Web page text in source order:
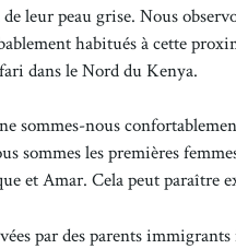
leur peau grise. Nous
habitués à cette
dans le Nord du Kenya.
sommes-nous
sommes les premières
et Amar. Cela peut paraître
par des parents